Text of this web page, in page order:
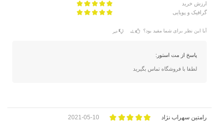
ارزش خرید
گرافیک و پویایی
آیا این نظر برای شما مفید بود؟ بله خیر
پاسخ از مت استور:
لطفا با فروشگاه تماس بگیرید
رامتین سهراب نژاد 2021-05-10